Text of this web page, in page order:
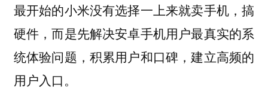
最开始的小米没有选择一上来就卖手机，搞
硬件，而是先解决安卓手机用户最真实的系
统体验问题，积累用户和口碑，建立高频的
用户入口。